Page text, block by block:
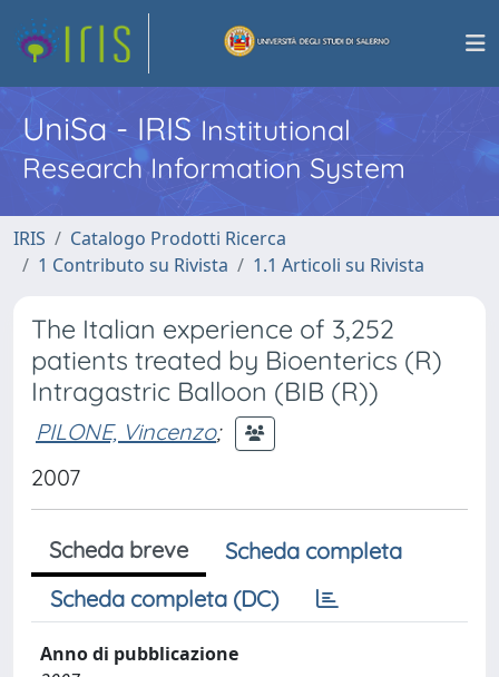
UniSa - IRISInstitutional
Research Information System
IRIS
Catalogo Prodotti Ricerca
1 Contributo su Rivista
1.1 Articoli su Rivista
The Italian experience of 3,252
patients treated by Bioenterics (R)
Intragastric Balloon (BIB (R))
PILONE, Vincenzo;
2007
Scheda breve
Scheda completa
Scheda completa (DC)
Anno di pubblicazione